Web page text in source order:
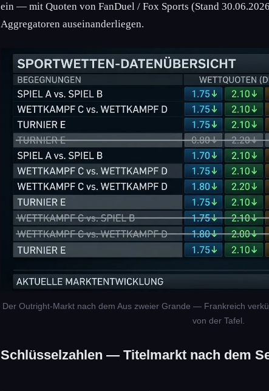
ein — mit Quoten von FanDuel / Fox Sports (Stand
Aggregatoren auseinanderliegen.
Der Outright-Markt nach dem Aus zweier Grande — Frankreich
von der Tafel.
Schlüsselzahlen — Titelmarkt nach dem